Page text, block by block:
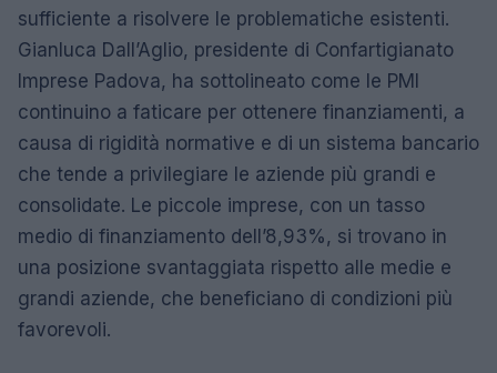
sufficiente a risolvere le problematiche esistenti.
Gianluca Dall’Aglio, presidente di Confartigianato
Imprese Padova, ha sottolineato come le PMI
continuino a faticare per ottenere finanziamenti, a
causa di rigidità normative e di un sistema bancario
che tende a privilegiare le aziende più grandi e
consolidate. Le piccole imprese, con un tasso
medio di finanziamento dell’8,93%, si trovano in
una posizione svantaggiata rispetto alle medie e
grandi aziende, che beneficiano di condizioni più
favorevoli.